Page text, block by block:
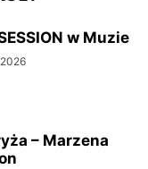
w Muzie
– Marzena